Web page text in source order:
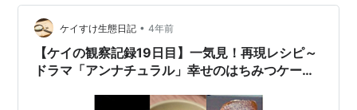
ております。 観察20日目：材料費をケチる。 □□2022
年5月某日。…
ケイすけ生態日記 • 4年前
【ケイの観察記録19日目】一気見！再現レシピ～
ドラマ「アンナチュラル」幸せのはちみつケーキ